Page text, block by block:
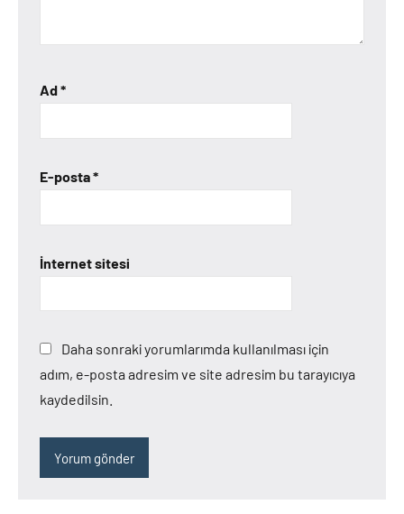
Ad*
E-posta*
İnternet sitesi
Daha sonraki yorumlarımda kullanılması için
adım, e-posta adresim ve site adresim bu tarayıcıya
kaydedilsin.